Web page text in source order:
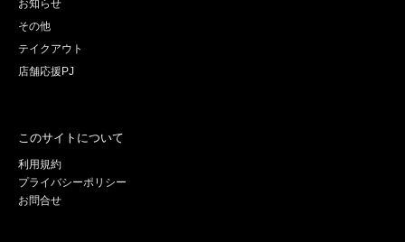
お知らせ
その他
テイクアウト
店舗応援PJ
このサイトについて
利用規約
プライバシーポリシー
お問合せ